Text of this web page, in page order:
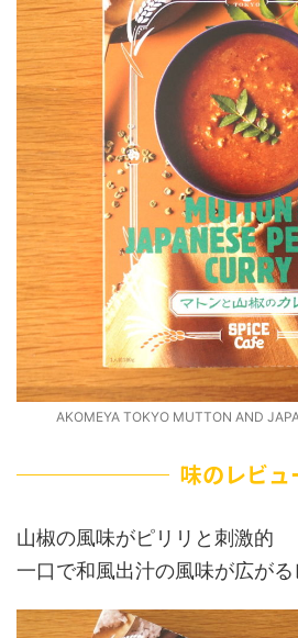
AKOMEYA TOKYO MUTTON AND
味のレビュ
山椒の風味がピリリと刺激的
一口で和風出汁の風味が広が